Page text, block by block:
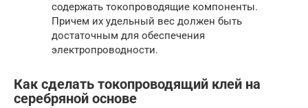
содержать токопроводящие компоненты.
Причем их удельный вес должен быть
достаточным для обеспечения
электропроводности.
Как сделать токопроводящий клей на
серебряной основе